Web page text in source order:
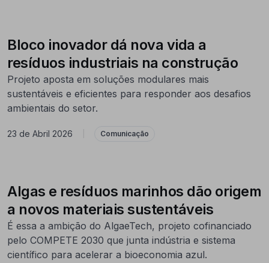
Bloco inovador dá nova vida a
resíduos industriais na construção
Projeto aposta em soluções modulares mais
sustentáveis e eficientes para responder aos desafios
ambientais do setor.
23 de Abril 2026 Comunicação
Algas e resíduos marinhos dão origem
a novos materiais sustentáveis
É essa a ambição do AlgaeTech, projeto cofinanciado
pelo COMPETE 2030 que junta indústria e sistema
científico para acelerar a bioeconomia azul.